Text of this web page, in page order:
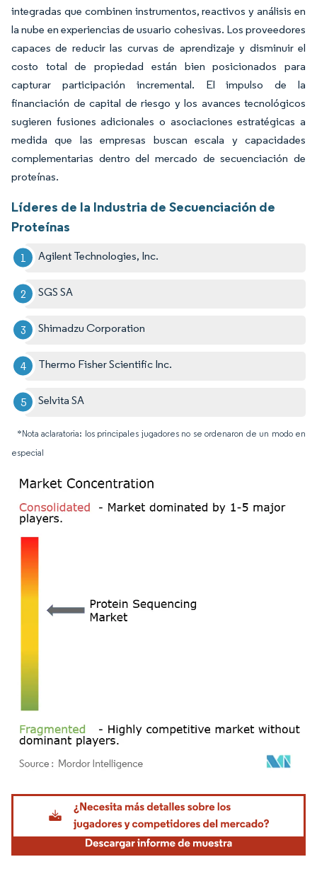
integradas que combinen instrumentos, reactivos y análisis en
la nube en experiencias de usuario cohesivas. Los proveedores
capaces de reducir las curvas de aprendizaje y disminuir el
costo total de propiedad están bien posicionados para
capturar participación incremental. El impulso de la
financiación de capital de riesgo y los avances tecnológicos
sugieren fusiones adicionales o asociaciones estratégicas a
medida que las empresas buscan escala y capacidades
complementarias dentro del mercado de secuenciación de
proteínas.
Líderes de la Industria de Secuenciación de
Proteínas
Agilent Technologies, Inc.
SGS SA
Shimadzu Corporation
Thermo Fisher Scientific Inc.
Selvita SA
*Nota aclaratoria: los principales jugadores no se ordenaron de un modo en
especial
Imagen © Mordor Intelligence. El uso requiere atribución según CC BY 4.0.